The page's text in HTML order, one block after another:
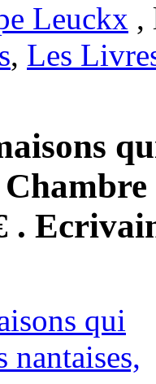
Leuckx ,
, Les
.